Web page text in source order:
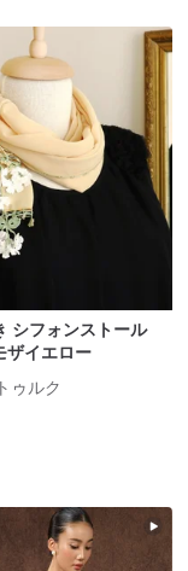
シフォンストール
ザイエロー
ゥルク